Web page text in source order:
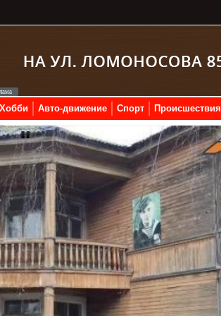
Хобби Авто-движение Спорт Происшествия